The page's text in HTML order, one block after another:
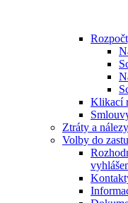
Klikací
Ztráty a nálezy
Volby do